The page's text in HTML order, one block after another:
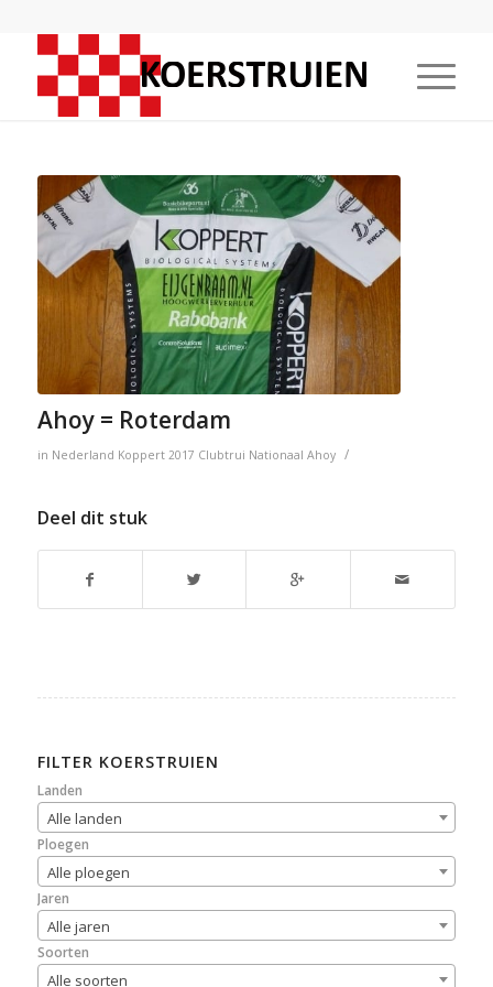
Ahoy = Roterdam
in Nederland Koppert 2017 Clubtrui Nationaal Ahoy /
Deel dit stuk
FILTER KOERSTRUIEN
Landen
Alle landen
Ploegen
Alle ploegen
Jaren
Alle jaren
Soorten
Alle soorten